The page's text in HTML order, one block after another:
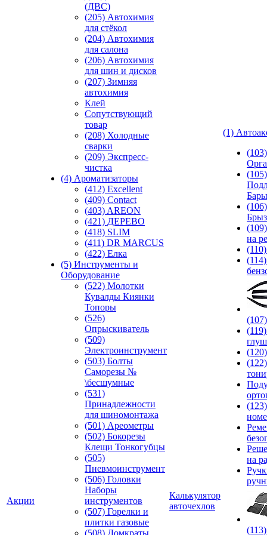
Акции
(ДВС)
(205) Автохимия
для стёкол
(204) Автохимия
для салона
(206) Автохимия
для шин и дисков
(207) Зимняя
автохимия
Клей
Сопутствующий
товар
(208) Холодные
сварки
(209) Экспреcс-
чистка
(4) Ароматизаторы
(412) Excellent
(409) Contact
(403) AREON
(421) ДЕРЕВО
(418) SLIM
(411) DR MARCUS
(422) Елка
(5) Инструменты и
Оборудование
(522) Молотки
Кувалды Киянки
Топоры
(526)
Опрыскиватель
(509)
Электроинструмент
(503) Болты
Саморезы №
\бесшумные
(531)
Принадлежности
для шиномонтажа
(501) Ареометры
(502) Бокорезы
Клещи Тонкогубцы
(505)
Пневмоинструмент
(506) Головки
Наборы
инструментов
(507) Горелки и
плитки газовые
(508) Домкраты
Калькулятор
авточехлов
(1)
(105)
Бары
(106)
на
на